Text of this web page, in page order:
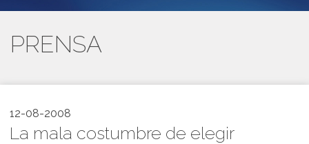
PRENSA
12-08-2008
La mala costumbre de elegir